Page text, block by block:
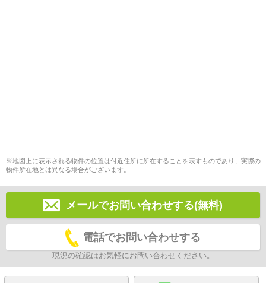
※地図上に表示される物件の位置は付近住所に所在することを表すものであり、実際の
物件所在地とは異なる場合がございます。
メールでお問い合わせする(無料)
電話でお問い合わせする
現況の確認はお気軽にお問い合わせください。